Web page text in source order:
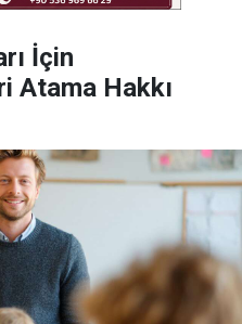
İçin
Atama Hakkı